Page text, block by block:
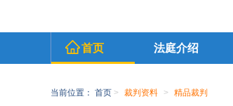
首页 法庭介绍
当前位置： 首页 > 裁判资料 > 精品裁判